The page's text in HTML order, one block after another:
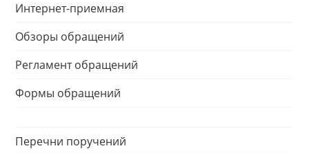
Интернет-приемная
Обзоры обращений
Регламент обращений
Формы обращений
Перечни поручений